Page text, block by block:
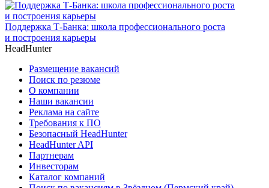
Поддержка Т-Банка: школа профессионального роста
и построения карьеры
HeadHunter
Размещение вакансий
Поиск по резюме
О компании
Наши вакансии
Реклама на сайте
Требования к ПО
Безопасный HeadHunter
HeadHunter API
Партнерам
Инвесторам
Каталог компаний